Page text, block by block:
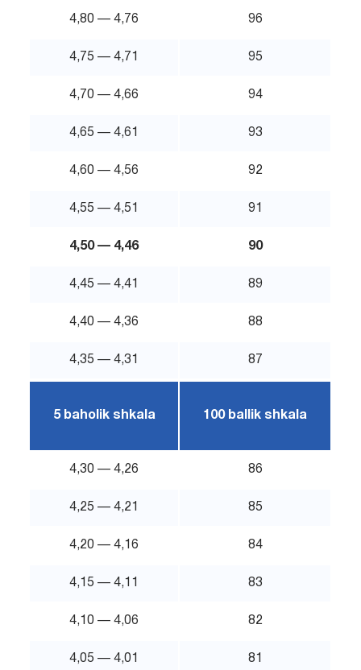
4,80 — 4,76 96
4,75 — 4,71 95
4,70 — 4,66 94
4,65 — 4,61 93
4,60 — 4,56 92
4,55 — 4,51 91
4,50 — 4,46 90
4,45 — 4,41 89
4,40 — 4,36 88
4,35 — 4,31 87
5 baholik shkala 100 ballik shkala
4,30 — 4,26 86
4,25 — 4,21 85
4,20 — 4,16 84
4,15 — 4,11 83
4,10 — 4,06 82
4,05 — 4,01 81